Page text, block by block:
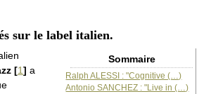
sur le label italien.
Sommaire
Ralph ALESSI : "Cognitive (…)
Antonio SANCHEZ : "Live in (…)
[1] a